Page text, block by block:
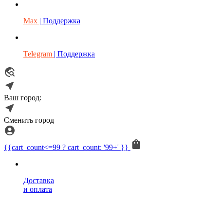
Max | Поддержка
Telegram | Поддержка
Ваш город:
Сменить город
{{cart_count<=99 ? cart_count: '99+' }}
Доставка
и оплата